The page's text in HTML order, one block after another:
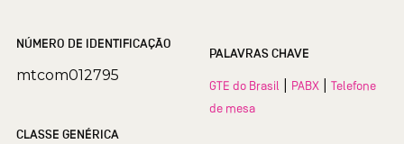
NÚMERO DE IDENTIFICAÇÃO
mtcom012795
CLASSE GENÉRICA
PALAVRAS CHAVE
GTE do Brasil PABX
Telefone
de mesa